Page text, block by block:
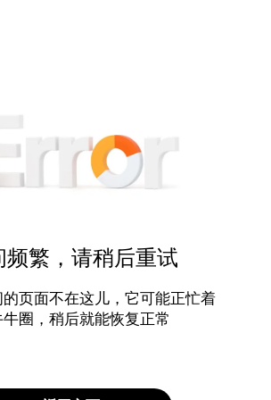
频繁，请稍后重试
页面不在这儿，它可能正忙着
牛圈，稍后就能恢复正常